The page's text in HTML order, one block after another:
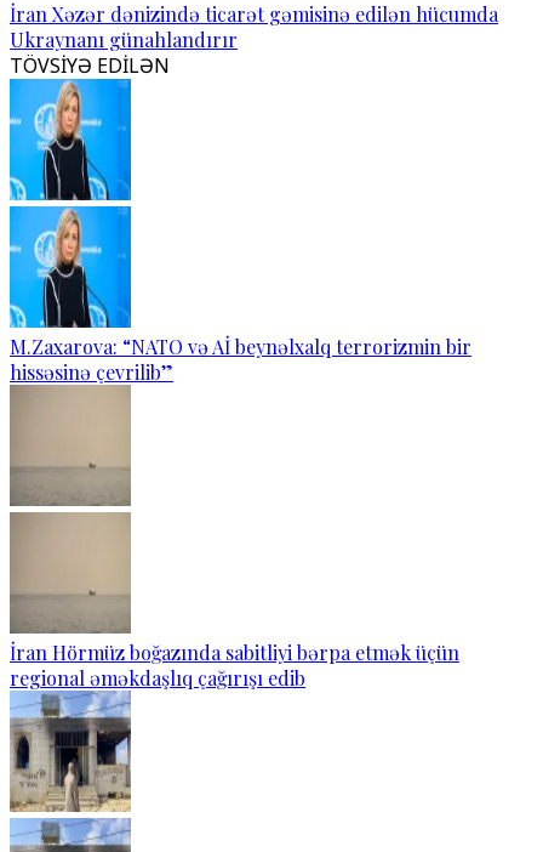
İran Xəzər dənizində ticarət gəmisinə edilən hücumda
Ukraynanı günahlandırır
TÖVSİYƏ EDİLƏN
M.Zaxarova: “NATO və Aİ beynəlxalq terrorizmin bir
hissəsinə çevrilib”
İran Hörmüz boğazında sabitliyi bərpa etmək üçün
regional əməkdaşlıq çağırışı edib